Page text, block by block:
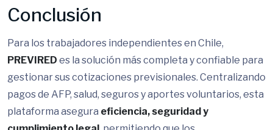
Conclusión
Para los trabajadores independientes en Chile,
PREVIRED es la solución más completa y confiable para
gestionar sus cotizaciones previsionales. Centralizando
pagos de AFP, salud, seguros y aportes voluntarios, esta
plataforma asegura eficiencia, seguridad y